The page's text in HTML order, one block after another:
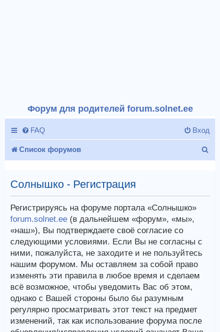
Форум для родителей forum.solnet.ee
FAQ Вход
Список форумов
с
Солнышко - Регистрация
Регистрируясь на форуме портала «Солнышко»
forum.solnet.ee (в дальнейшем «форум», «мы»,
«наш»), Вы подтверждаете своё согласие со
следующими условиями. Если Вы не согласны с
ними, пожалуйста, не заходите и не пользуйтесь
нашим форумом. Мы оставляем за собой право
изменять эти правила в любое время и сделаем
всё возможное, чтобы уведомить Вас об этом,
однако с Вашей стороны было бы разумным
регулярно просматривать этот текст на предмет
изменений, так как использование форума после